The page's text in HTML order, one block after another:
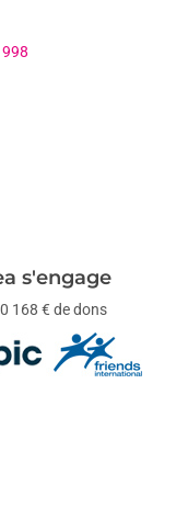
s'engage
168 € de dons